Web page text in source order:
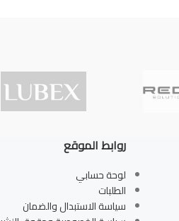
روابط الموقع
لوحة حسابي
الطلبات
سياسة الاستبدال والضمان